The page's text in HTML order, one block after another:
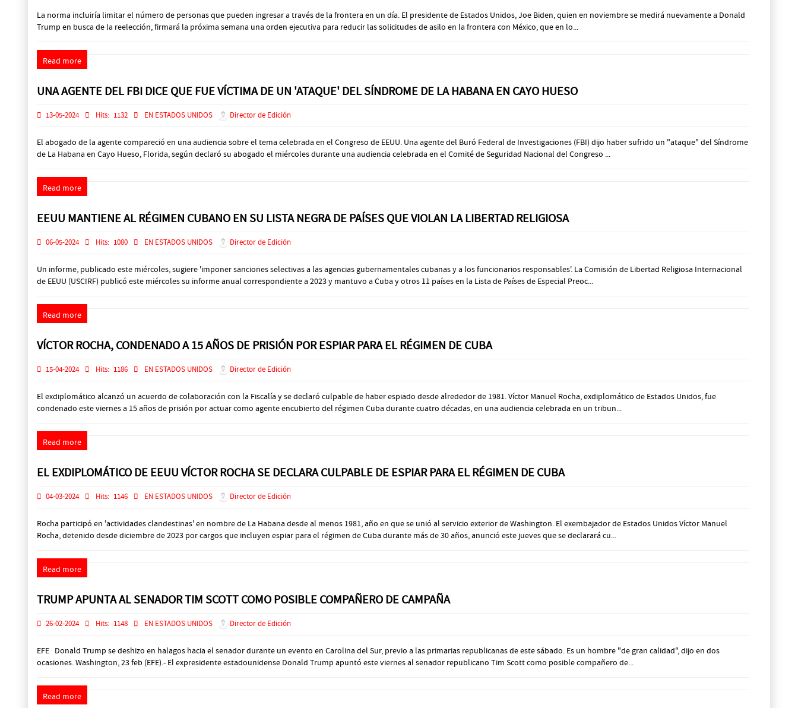
La norma incluiría limitar el número de personas que pueden ingresar a través de la frontera en un día. El presidente de Estados Unidos, Joe Biden, quien en noviembre se medirá nuevamente a Donald
Trump en busca de la reelección, firmará la próxima semana una orden ejecutiva para reducir las solicitudes de asilo en la frontera con México, que en lo...
Read more
UNA AGENTE DEL FBI DICE QUE FUE VÍCTIMA DE UN 'ATAQUE' DEL SÍNDROME DE LA HABANA EN CAYO HUESO
13-05-2024 Hits: 1132 EN ESTADOS UNIDOS Director de Edición
El abogado de la agente compareció en una audiencia sobre el tema celebrada en el Congreso de EEUU. Una agente del Buró Federal de Investigaciones (FBI) dijo haber sufrido un "ataque" del Síndrome
de La Habana en Cayo Hueso, Florida, según declaró su abogado el miércoles durante una audiencia celebrada en el Comité de Seguridad Nacional del Congreso ...
Read more
EEUU MANTIENE AL RÉGIMEN CUBANO EN SU LISTA NEGRA DE PAÍSES QUE VIOLAN LA LIBERTAD RELIGIOSA
06-05-2024 Hits: 1080 EN ESTADOS UNIDOS Director de Edición
Un informe, publicado este miércoles, sugiere 'imponer sanciones selectivas a las agencias gubernamentales cubanas y a los funcionarios responsables'. La Comisión de Libertad Religiosa Internacional
de EEUU (USCIRF) publicó este miércoles su informe anual correspondiente a 2023 y mantuvo a Cuba y otros 11 países en la Lista de Países de Especial Preoc...
Read more
VÍCTOR ROCHA, CONDENADO A 15 AÑOS DE PRISIÓN POR ESPIAR PARA EL RÉGIMEN DE CUBA
15-04-2024 Hits: 1186 EN ESTADOS UNIDOS Director de Edición
El exdiplomático alcanzó un acuerdo de colaboración con la Fiscalía y se declaró culpable de haber espiado desde alrededor de 1981. Víctor Manuel Rocha, exdiplomático de Estados Unidos, fue
condenado este viernes a 15 años de prisión por actuar como agente encubierto del régimen Cuba durante cuatro décadas, en una audiencia celebrada en un tribun...
Read more
EL EXDIPLOMÁTICO DE EEUU VÍCTOR ROCHA SE DECLARA CULPABLE DE ESPIAR PARA EL RÉGIMEN DE CUBA
04-03-2024 Hits: 1146 EN ESTADOS UNIDOS Director de Edición
Rocha participó en 'actividades clandestinas' en nombre de La Habana desde al menos 1981, año en que se unió al servicio exterior de Washington. El exembajador de Estados Unidos Víctor Manuel
Rocha, detenido desde diciembre de 2023 por cargos que incluyen espiar para el régimen de Cuba durante más de 30 años, anunció este jueves que se declarará cu...
Read more
TRUMP APUNTA AL SENADOR TIM SCOTT COMO POSIBLE COMPAÑERO DE CAMPAÑA
26-02-2024 Hits: 1148 EN ESTADOS UNIDOS Director de Edición
EFE Donald Trump se deshizo en halagos hacia el senador durante un evento en Carolina del Sur, previo a las primarias republicanas de este sábado. Es un hombre "de gran calidad", dijo en dos
ocasiones. Washington, 23 feb (EFE).- El expresidente estadounidense Donald Trump apuntó este viernes al senador republicano Tim Scott como posible compañero de...
Read more